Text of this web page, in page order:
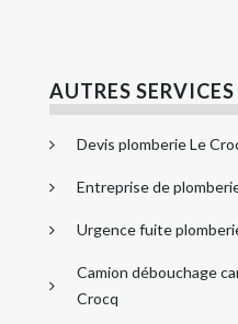
AUTRES SERVICES
Devis plomberie Le
Entreprise de
Urgence fuite
Camion débouchage
Crocq